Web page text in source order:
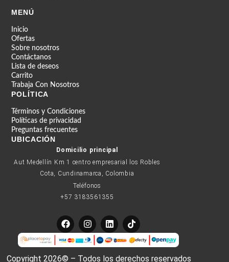
MENÚ
Inicio
Ofertas
Sobre nosotros
Contáctanos
Lista de deseos
Carrito
Trabaja Con Nosotros
POLÍTICA
Términos y Condiciones
Políticas de privacidad
Preguntas frecuentes
UBICACIÓN
Domicilio principal
Aut Medellín Km 1 centro empresarial los Robles
Cota, Cundinamarca, Colombia
Teléfonos
+57 3183561355
F
a
c
e
b
I
n
s
t
a
L
i
n
k
T
i
k
t
Copyright 2026© – Todos los derechos reservados